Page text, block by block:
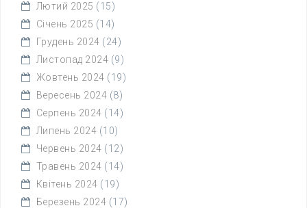
Лютий 2025 (15)
Січень 2025 (14)
Грудень 2024 (24)
Листопад 2024 (9)
Жовтень 2024 (19)
Вересень 2024 (8)
Серпень 2024 (14)
Липень 2024 (10)
Червень 2024 (12)
Травень 2024 (14)
Квітень 2024 (19)
Березень 2024 (17)